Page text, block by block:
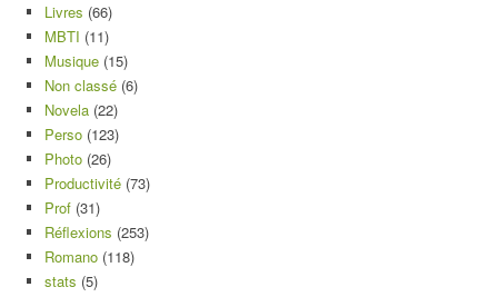
Livres (66)
MBTI (11)
Musique (15)
Non classé (6)
Novela (22)
Perso (123)
Photo (26)
Productivité (73)
Prof (31)
Réflexions (253)
Romano (118)
stats (5)